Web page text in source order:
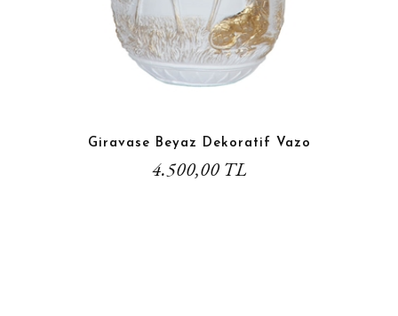
Giravase Beyaz Dekoratif Vazo
4.500,00 TL